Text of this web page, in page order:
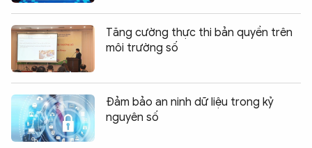
Tăng cường thực thi bản quyền trên
môi trường số
Đảm bảo an ninh dữ liệu trong kỷ
nguyên số